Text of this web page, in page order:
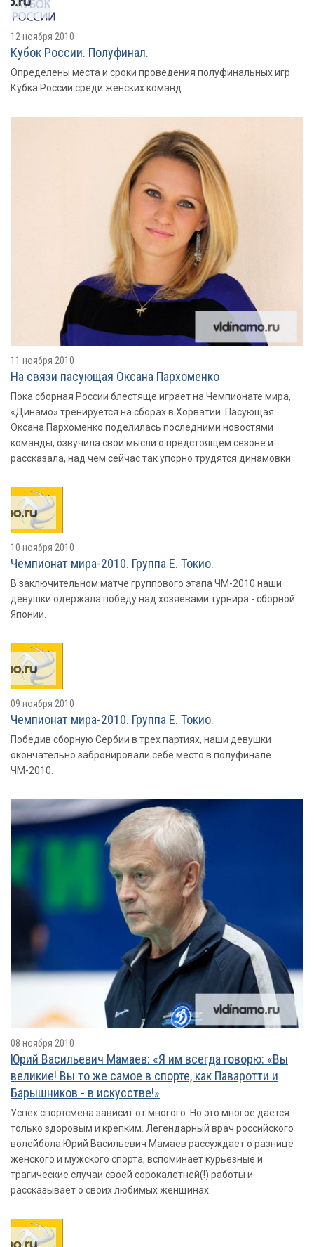
12 ноября 2010
Кубок России. Полуфинал.
Определены места и сроки проведения полуфинальных игр
Кубка России среди женских команд.
11 ноября 2010
На связи пасующая Оксана Пархоменко
Пока сборная России блестяще играет на Чемпионате мира,
«Динамо» тренируется на сборах в Хорватии. Пасующая
Оксана Пархоменко поделилась последними новостями
команды, озвучила свои мысли о предстоящем сезоне и
рассказала, над чем сейчас так упорно трудятся динамовки.
10 ноября 2010
Чемпионат мира-2010. Группа E. Токио.
В заключительном матче группового этапа ЧМ-2010 наши
девушки одержала победу над хозяевами турнира - сборной
Японии.
09 ноября 2010
Чемпионат мира-2010. Группа E. Токио.
Победив сборную Сербии в трех партиях, наши девушки
окончательно забронировали себе место в полуфинале
ЧМ-2010.
08 ноября 2010
Юрий Васильевич Мамаев: «Я им всегда говорю: «Вы
великие! Вы то же самое в спорте, как Паваротти и
Барышников - в искусстве!»
Успех спортсмена зависит от многого. Но это многое даётся
только здоровым и крепким. Легендарный врач российского
волейбола Юрий Васильевич Мамаев рассуждает о разнице
женского и мужского спорта, вспоминает курьезные и
трагические случаи своей сорокалетней(!) работы и
рассказывает о своих любимых женщинах.